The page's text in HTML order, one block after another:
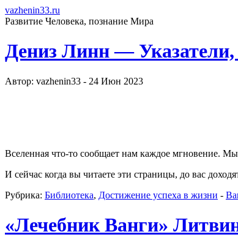
vazhenin33.ru
Развитие Человека, познание Мира
Дениз Линн — Указатели,
Автор: vazhenin33 - 24 Июн 2023
Вселенная что-то сообщает нам каждое мгновение.
И сейчас когда вы читаете эти страницы, до вас
Рубрика: Библиотека, Достижение успеха в жизни -
«Лечебник Ванги»